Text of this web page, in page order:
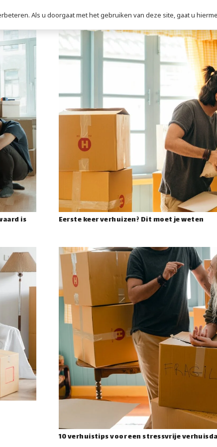
is Eerste keer verhuizen? Dit moet je weten
10 verhuistips voor een stressvrije
Als u doorgaat met het gebruiken van deze site, gaat u